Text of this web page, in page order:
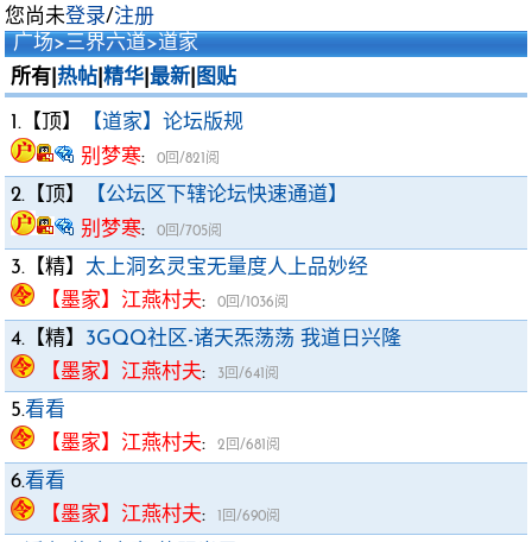
您尚未登录/注册
广场>三界六道>道家
所有| 热帖 精华 最新 图贴
1.【顶】
【道家】论坛版规
别梦寒: 0回/821阅
2.【顶】
【公坛区下辖论坛快速通道】
别梦寒: 0回/705阅
3.【精】 太上洞玄灵宝无量度人上品妙经
【墨家】江燕村夫: 0回/1036阅
4.【精】 3GQQ社区-诸天炁荡荡 我道日兴隆
【墨家】江燕村夫: 3回/641阅
5.看看
【墨家】江燕村夫: 2回/681阅
6.看看
【墨家】江燕村夫: 1回/690阅